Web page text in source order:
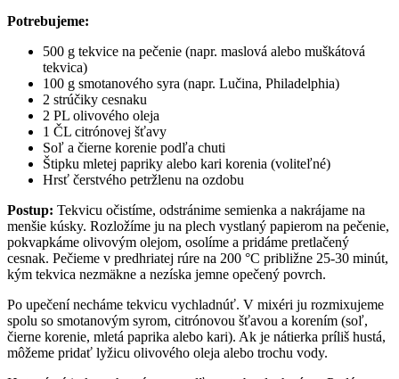
Potrebujeme:
500 g tekvice na pečenie (napr. maslová alebo muškátová
tekvica)
100 g smotanového syra (napr. Lučina, Philadelphia)
2 strúčiky cesnaku
2 PL olivového oleja
1 ČL citrónovej šťavy
Soľ a čierne korenie podľa chuti
Štipku mletej papriky alebo kari korenia (voliteľné)
Hrsť čerstvého petržlenu na ozdobu
Postup: Tekvicu očistíme, odstránime semienka a nakrájame na
menšie kúsky. Rozložíme ju na plech vystlaný papierom na pečenie,
pokvapkáme olivovým olejom, osolíme a pridáme pretlačený
cesnak. Pečieme v predhriatej rúre na 200 °C približne 25-30 minút,
kým tekvica nezmäkne a nezíska jemne opečený povrch.
Po upečení necháme tekvicu vychladnúť. V mixéri ju rozmixujeme
spolu so smotanovým syrom, citrónovou šťavou a korením (soľ,
čierne korenie, mletá paprika alebo kari). Ak je nátierka príliš hustá,
môžeme pridať lyžicu olivového oleja alebo trochu vody.